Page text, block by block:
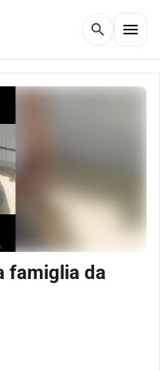
search menu
famiglia da